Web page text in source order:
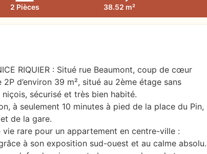
2 Pièces 38.52 m²
RIQUIER : Situé rue Beaumont, coup de cœur
d’environ 39 m², situé au 2ème étage sans
sécurisé et très bien habité.
à seulement 10 minutes à pied de la place du Pin,
de la gare.
rare pour un appartement en centre-ville :
à son exposition sud-ouest et au calme absolu.